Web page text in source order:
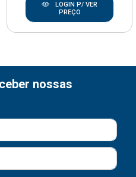
LOGIN P/ VER
PREÇO
nossas